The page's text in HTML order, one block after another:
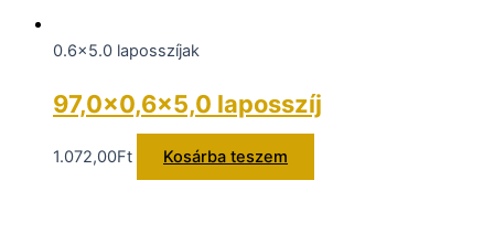
0.6x5.0 laposszíjak
97,0×0,6×5,0 laposszíj
1.072,00Ft Kosárba teszem